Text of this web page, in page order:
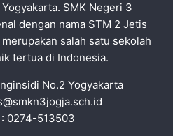
SMK Negeri 3
dengan nama STM 2 Jetis
salah satu sekolah
tertua di Indonesia.
No.2 Yogyakarta
0274-513503